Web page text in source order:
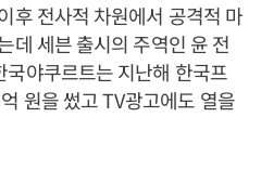
후 전사적 차원에서 공격적 마
데 세븐 출시의 주역인 윤 전
국야쿠르트는 지난해 한국프
억 원을 썼고TV광고에도 열을